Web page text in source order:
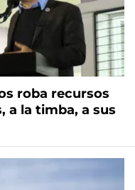
roba recursos
a la timba, a sus